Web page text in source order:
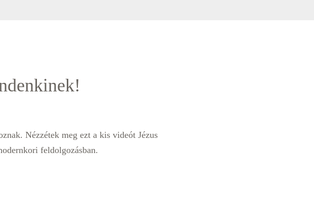
Nézzétek meg ezt a kis videót Jézus
feldolgozásban.